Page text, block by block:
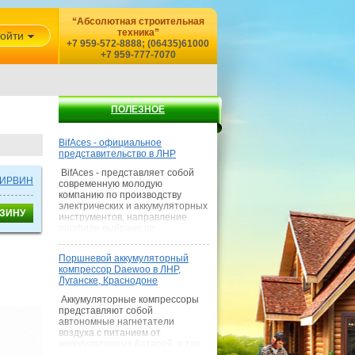
ИРВИН
ПОЛЕЗНОЕ
BifAces - официальное
представительство в ЛНР
BifAces - представляет собой
современную молодую
компанию по производству
электрических и аккумуляторных
инструментов, направление
получает умеренную цену при
качестве среднем качестве
товара и как показывает наш
опыт — выше сред
Поршневой аккумуляторный
компрессор Daewoo в ЛНР,
Луганске, Краснодоне
Аккумуляторные компрессоры
представляют собой
автономные нагнетатели
воздуха с питанием от
“Абсолютная строительная
техника”
+7 959-572-8888; (06435)61000
+7 959-777-7070